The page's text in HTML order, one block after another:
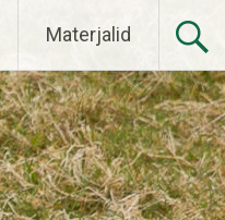
Materjalid